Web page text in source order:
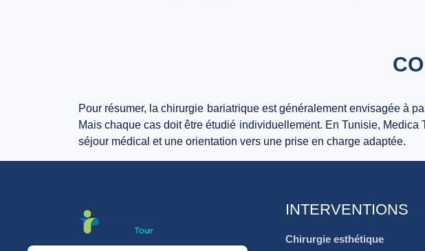
Pour résumer, la chirurgie bariatrique est généralement envisagée à
Mais chaque cas doit être étudié individuellement. En Tunisie,
séjour médical et une orientation vers une prise en charge adaptée.
INTERVENTIONS
Chirurgie esthétique